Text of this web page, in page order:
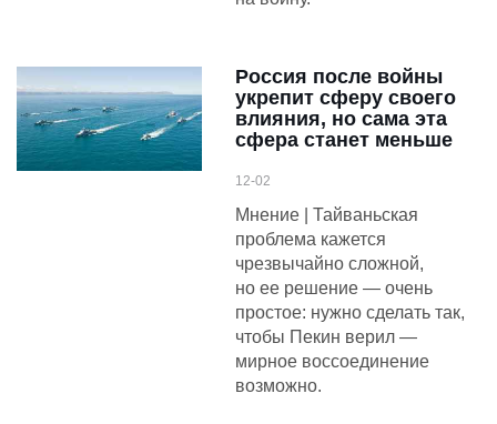
Россия после войны
укрепит сферу своего
влияния, но сама эта
сфера станет меньше
12-02
Мнение | Тайваньская
проблема кажется
чрезвычайно сложной,
но ее решение — очень
простое: нужно сделать так,
чтобы Пекин верил —
мирное воссоединение
возможно.